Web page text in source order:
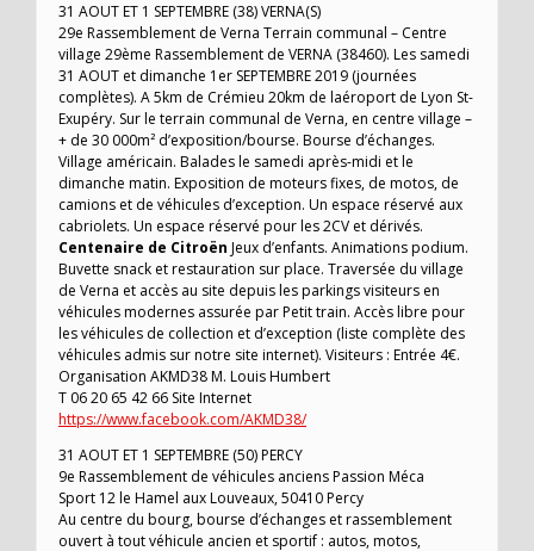
31 AOUT ET 1 SEPTEMBRE (38) VERNA(S)
29e Rassemblement de Verna Terrain communal – Centre
village 29ème Rassemblement de VERNA (38460). Les samedi
31 AOUT et dimanche 1er SEPTEMBRE 2019 (journées
complètes). A 5km de Crémieu 20km de laéroport de Lyon St-
Exupéry. Sur le terrain communal de Verna, en centre village –
+ de 30 000m² d’exposition/bourse. Bourse d’échanges.
Village américain. Balades le samedi après-midi et le
dimanche matin. Exposition de moteurs fixes, de motos, de
camions et de véhicules d’exception. Un espace réservé aux
cabriolets. Un espace réservé pour les 2CV et dérivés.
Centenaire de Citroën Jeux d’enfants. Animations podium.
Buvette snack et restauration sur place. Traversée du village
de Verna et accès au site depuis les parkings visiteurs en
véhicules modernes assurée par Petit train. Accès libre pour
les véhicules de collection et d’exception (liste complète des
véhicules admis sur notre site internet). Visiteurs : Entrée 4€.
Organisation AKMD38 M. Louis Humbert
T 06 20 65 42 66 Site Internet
https://www.facebook.com/AKMD38/
31 AOUT ET 1 SEPTEMBRE (50) PERCY
9e Rassemblement de véhicules anciens Passion Méca
Sport 12 le Hamel aux Louveaux, 50410 Percy
Au centre du bourg, bourse d’échanges et rassemblement
ouvert à tout véhicule ancien et sportif : autos, motos,